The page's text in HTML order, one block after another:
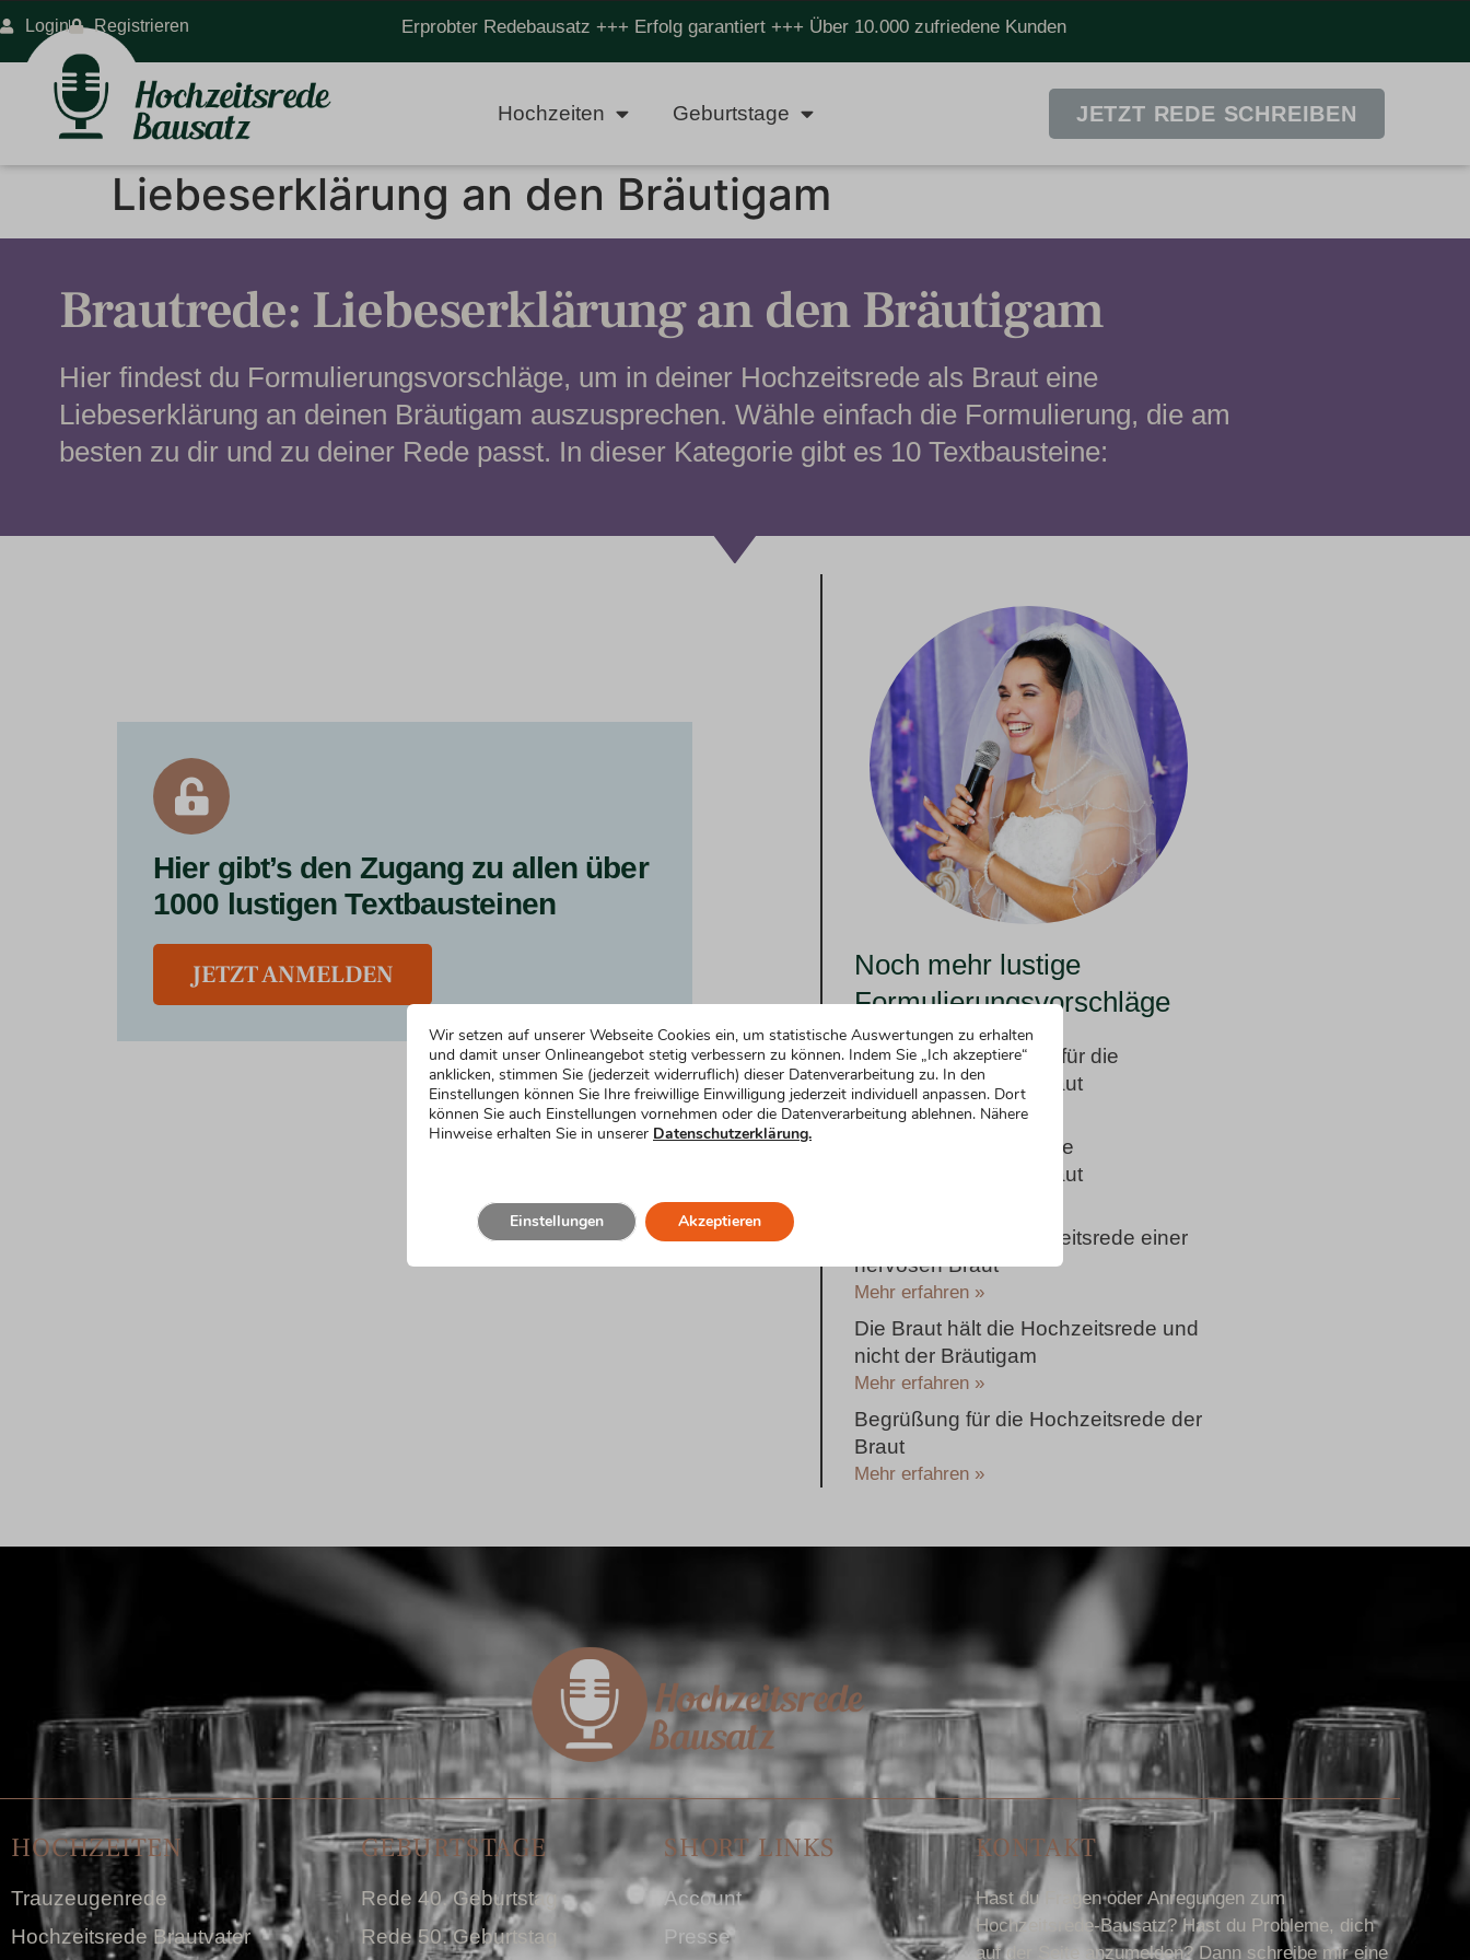
Erprobter Redebausatz +++ Erfolg garantiert +++ Über 10.000 zufriedene Kunden
Login Registrieren
Hochzeiten Geburtstage JETZT REDE SCHREIBEN
Liebeserklärung an den Bräutigam
Brautrede: Liebeserklärung an den Bräutigam
Hier findest du Formulierungsvorschläge, um in deiner Hochzeitsrede als Braut eine
Liebeserklärung an deinen Bräutigam auszusprechen. Wähle einfach die Formulierung, die am
besten zu dir und zu deiner Rede passt. In dieser Kategorie gibt es 10 Textbausteine:
Hier gibt’s den Zugang zu allen über
1000 lustigen Textbausteinen
JETZT ANMELDEN
Noch mehr lustige
Formulierungsvorschläge
Traditioneller Einstieg für die
Hochzeitsrede der Braut
Mehr erfahren »
Lustiger Einstieg für die
Hochzeitsrede der Braut
Einstieg für die Hochzeitsrede einer
nervösen Braut
Mehr erfahren »
Die Braut hält die Hochzeitsrede und
nicht der Bräutigam
Mehr erfahren »
Begrüßung für die Hochzeitsrede der
Braut
Mehr erfahren »
HOCHZEITEN
Trauzeugenrede
Hochzeitsrede Brautvater
GEBURTSTAGE
Rede 40. Geburtstag
Rede 50. Geburtstag
SHORT LINKS
Account
Presse
KONTAKT
Hast du Fragen oder Anregungen zum
Hochzeitsrede-Bausatz? Hast du Probleme, dich
auf der Seite anzumelden? Dann schreibe mir eine
Wir setzen auf unserer Webseite Cookies ein, um statistische Auswertungen zu erhalten
und damit unser Onlineangebot stetig verbessern zu können. Indem Sie „Ich akzeptiere“
anklicken, stimmen Sie (jederzeit widerruflich) dieser Datenverarbeitung zu. In den
Einstellungen können Sie Ihre freiwillige Einwilligung jederzeit individuell anpassen. Dort
können Sie auch Einstellungen vornehmen oder die Datenverarbeitung ablehnen. Nähere
Hinweise erhalten Sie in unserer Datenschutzerklärung.
Akzeptieren
Einstellungen